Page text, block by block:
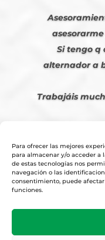
Para ofrecer las mejores
para almacenar y/o acceder
de estas tecnologías nos
navegación o las
consentimiento, puede
funciones.
Si tengo q
alternador a
Trabajáis
Diseño y